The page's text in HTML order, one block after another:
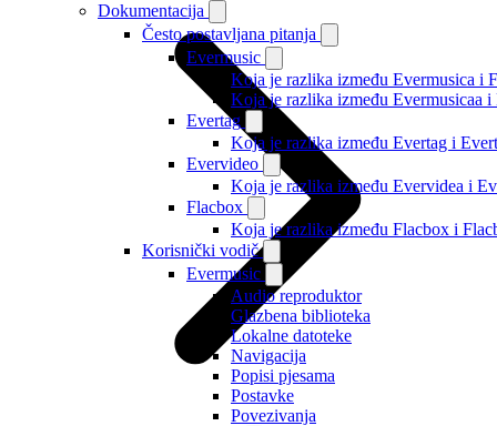
Dokumentacija
Često postavljana pitanja
Evermusic
Koja je razlika između Evermusica i
Koja je razlika između Evermusicaa i
Evertag
Koja je razlika između Evertag i
Evervideo
Koja je razlika između Evervidea i
Flacbox
Koja je razlika između Flacbox i
Korisnički vodič
Evermusic
Audio reproduktor
Glazbena biblioteka
Lokalne datoteke
Navigacija
Popisi pjesama
Postavke
Povezivanja